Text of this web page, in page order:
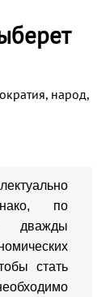
, народ,
по
дважды
стать